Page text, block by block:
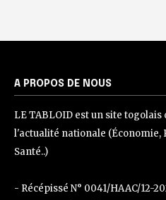
A PROPOS DE NOUS
LE TABLOID est un site
l'actualité nationale (Économie,
Santé..)
- Récépissé N° 0041/HAAC/12-